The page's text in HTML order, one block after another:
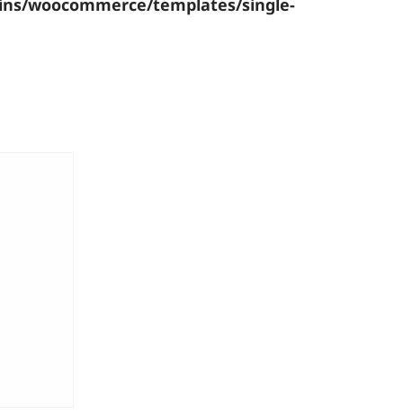
woocommerce/templates/single-